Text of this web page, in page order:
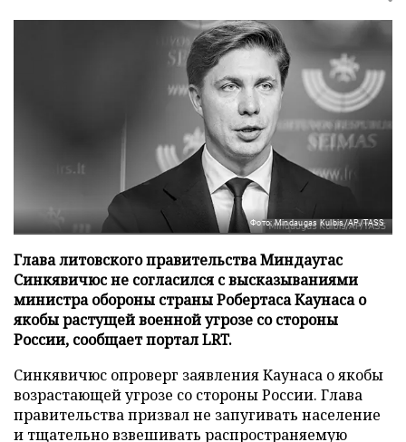
Фото: Mindaugas Kulbis/AP/TASS
Глава литовского правительства Миндаугас
Синкявичюс не согласился с высказываниями
министра обороны страны Робертаса Каунаса о
якобы растущей военной угрозе со стороны
России, сообщает портал LRT.
Синкявичюс опроверг заявления Каунаса о якобы
возрастающей угрозе со стороны России. Глава
правительства призвал не запугивать население
и тщательно взвешивать распространяемую